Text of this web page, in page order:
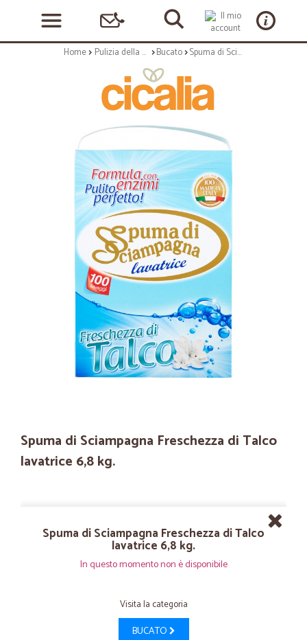
Home Pulizia della casa Bucato Spuma di Sciampagna Freschezza di Talco lavatrice 6,8 kg.
Spuma di Sciampagna Freschezza di Talco
lavatrice 6,8 kg.
Spuma di Sciampagna Freschezza di Talco
lavatrice 6,8 kg.
In questo momento non è disponibile
Visita la categoria
BUCATO